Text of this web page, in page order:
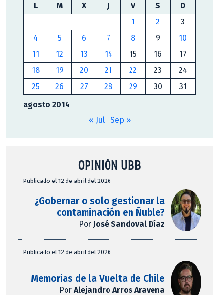
agosto 2014
L M X J V S
D
1
2
3
4
5 6 7 8 9
10
11
12 13 14 15 16
17
18
19 20 21 22 23
24
25
26 27 28 29 30 31
« Jul Sep »
OPINIÓN UBB
Publicado el 12 de abril del 2026
¿Gobernar o solo gestionar la
contaminación en Ñuble?
Por José Sandoval Díaz
Publicado el 12 de abril del 2026
Memorias de la Vuelta de Chile
PorAlejandro Arros Aravena